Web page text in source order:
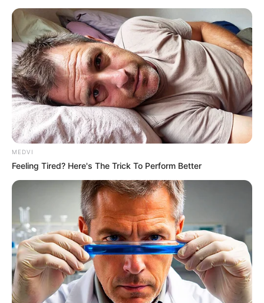
Why this ordinary drink is the secret to feeling your
best every day
CTA FAVORITE
MEDVI
Feeling Tired? Here's The Trick To Perform Better